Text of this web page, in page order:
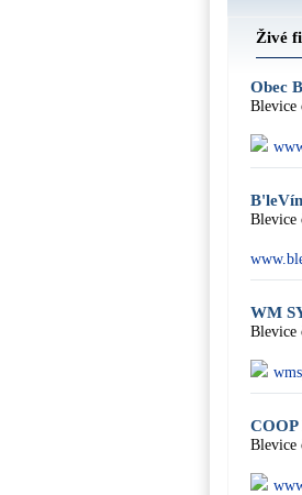
Živé
Obec
Blevice
Blevice
WM
Blevice
COOP
Blevice